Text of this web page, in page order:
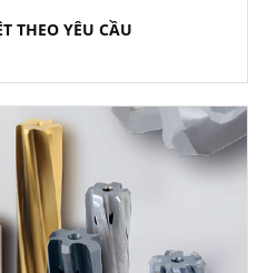
THEO YÊU CẦU